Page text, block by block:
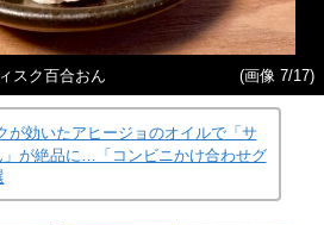
スク百合おん (画像 7/17)
が効いたアヒージョのオイルで「サ
」が絶品に…「コンビニかけ合わせグ